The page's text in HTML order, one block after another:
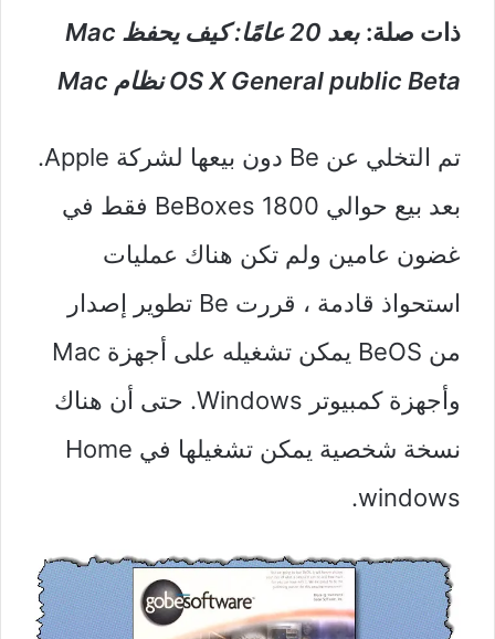
ذات صلة:
بعد 20 عامًا: كيف يحفظ Mac
OS X General public Beta نظام Mac
تم التخلي عن Be دون بيعها لشركة Apple.
بعد بيع حوالي 1800 BeBoxes فقط في
غضون عامين ولم تكن هناك عمليات
استحواذ قادمة ، قررت Be تطوير إصدار
من BeOS يمكن تشغيله على أجهزة Mac
وأجهزة كمبيوتر Windows. حتى أن هناك
نسخة شخصية يمكن تشغيلها في Home
windows.